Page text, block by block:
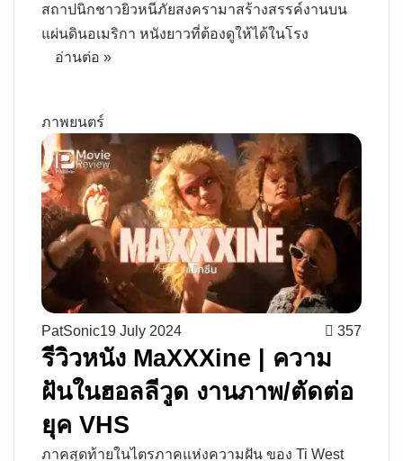
สถาปนิกชาวยิวหนีภัยสงครามาสร้างสรรค์งานบน
แผ่นดินอเมริกา หนังยาวที่ต้องดูให้ได้ในโรง
อ่านต่อ »
ภาพยนตร์
PatSonic19 July 2024 357
รีวิวหนัง MaXXXine | ความ
ฝันในฮอลลีวูด งานภาพ/ตัดต่อ
ยุค VHS
ภาคสุดท้ายในไตรภาคแห่งความฝัน ของ Ti West